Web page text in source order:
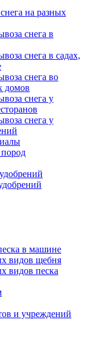
на разных
снега в
снега в садах,
снега во
домов
снега у
снега у
в машине
видов щебня
видов песка
и учреждений